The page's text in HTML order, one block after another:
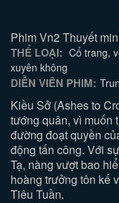
Phim Vn2 Thuyết
THỂ LOẠI: Cổ trang,
xuyên không
DIỄN VIÊN PHIM:
Kiều Sở (Ashes to
tướng quân, vì muốn
đường đoạt quyền
động tấn công. Với
Tạ, nàng vượt bao
hoàng trưởng tôn kế
Tiêu Tuần.